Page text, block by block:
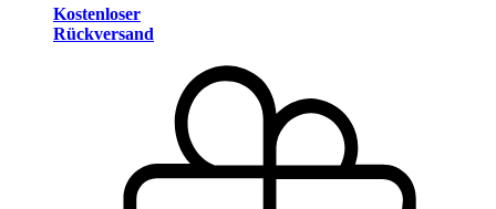
Kostenloser
Rückversand